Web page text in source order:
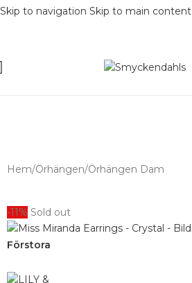
Skip to navigation Skip to main content
Hem/Örhängen/Örhängen Dam
-11% Sold out
Förstora